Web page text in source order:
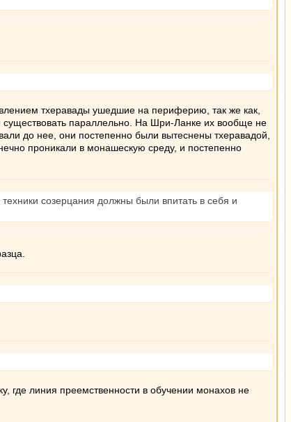
тхеравады ушедшие на периферию, так же как,
параллельно. На Шри-Ланке их вообще не
до нее, они постепенно были вытеснены тхеравадой,
проникали в монашескую среду, и постепенно
созерцания должны были впитать в себя и
где линия преемственности в обучении монахов не